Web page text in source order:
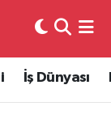
İş Dünyası